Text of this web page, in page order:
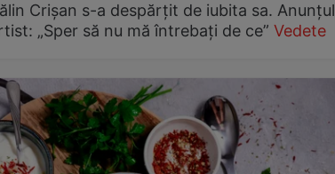
Crișan s-a despărțit de iubita sa. Anunțul
„Sper să nu mă întrebați de ce” Vedete